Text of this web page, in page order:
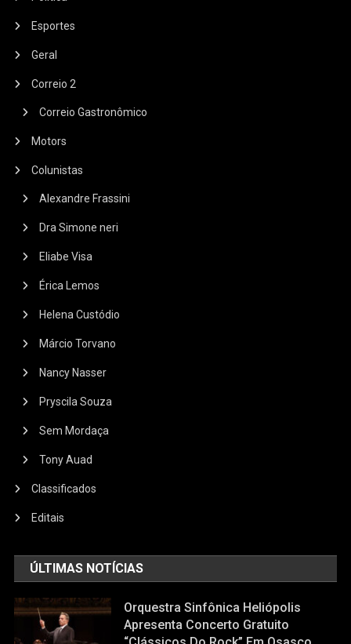
Esportes
Geral
Correio 2
Correio Gastronômico
Motors
Colunistas
Alexandre Frassini
Dra Simone neri
Eliabe Visa
Érica Lemos
Helena Custódio
Márcio Torvano
Nancy Nasser
Pryscila Souza
Sem Mordaça
Tony Auad
Classificados
Editais
ÚLTIMAS NOTÍCIAS
Orquestra Sinfônica Heliópolis
Apresenta Concerto Gratuito